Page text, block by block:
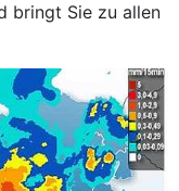
bringt Sie zu allen